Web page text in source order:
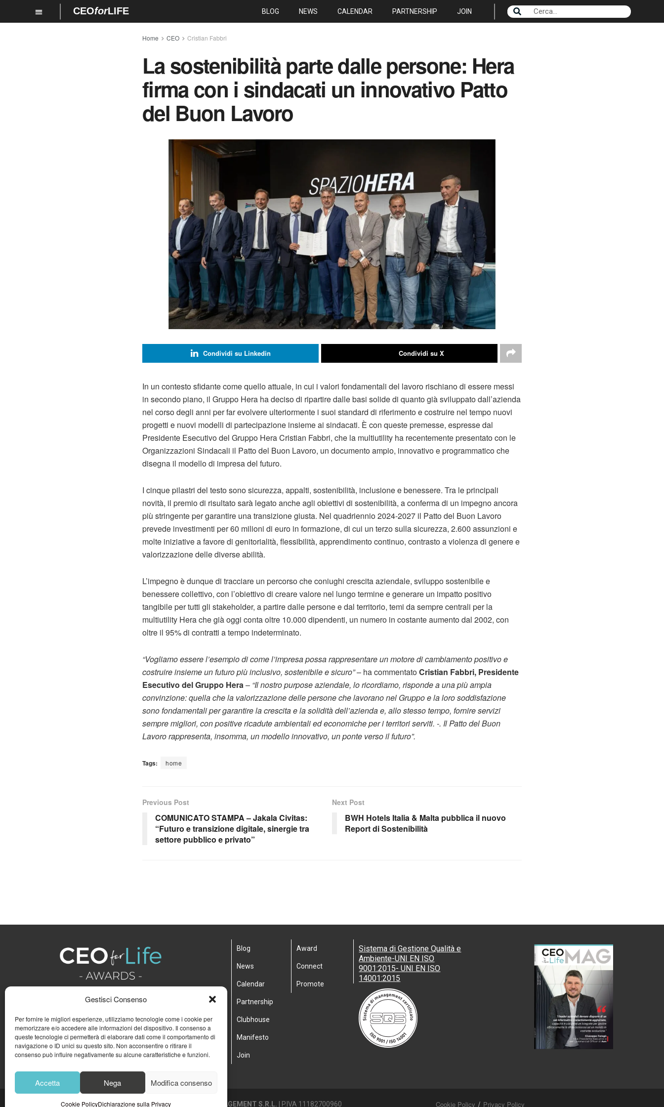
Gestisci Consenso
Per fornire le migliori esperienze, utilizziamo tecnologie come i cookie per
memorizzare e/o accedere alle informazioni del dispositivo. Il consenso a
queste tecnologie ci permetterà di elaborare dati come il comportamento di
navigazione o ID unici su questo sito. Non acconsentire o ritirare il
consenso può influire negativamente su alcune caratteristiche e funzioni.
Accetta Nega Modifica consenso
Cookie PolicyDichiarazione sulla Privacy
CEOforLIFE BLOG NEWS CALENDAR PARTNERSHIP JOIN
Home CEO Cristian Fabbri
La sostenibilità parte dalle persone: Hera
firma con i sindacati un innovativo Patto
del Buon Lavoro
Condividi su Linkedin Condividi su X
In un contesto sfidante come quello attuale, in cui i valori fondamentali del lavoro rischiano di essere messi
in secondo piano, il Gruppo Hera ha deciso di ripartire dalle basi solide di quanto già sviluppato dall’azienda
nel corso degli anni per far evolvere ulteriormente i suoi standard di riferimento e costruire nel tempo nuovi
progetti e nuovi modelli di partecipazione insieme ai sindacati. È con queste premesse, espresse dal
Presidente Esecutivo del Gruppo Hera Cristian Fabbri, che la multiutility ha recentemente presentato con le
Organizzazioni Sindacali il Patto del Buon Lavoro, un documento ampio, innovativo e programmatico che
disegna il modello di impresa del futuro.
I cinque pilastri del testo sono sicurezza, appalti, sostenibilità, inclusione e benessere. Tra le principali
novità, il premio di risultato sarà legato anche agli obiettivi di sostenibilità, a conferma di un impegno ancora
più stringente per garantire una transizione giusta. Nel quadriennio 2024-2027 il Patto del Buon Lavoro
prevede investimenti per 60 milioni di euro in formazione, di cui un terzo sulla sicurezza, 2.600 assunzioni e
molte iniziative a favore di genitorialità, flessibilità, apprendimento continuo, contrasto a violenza di genere e
valorizzazione delle diverse abilità.
L’impegno è dunque di tracciare un percorso che coniughi crescita aziendale, sviluppo sostenibile e
benessere collettivo, con l’obiettivo di creare valore nel lungo termine e generare un impatto positivo
tangibile per tutti gli stakeholder, a partire dalle persone e dal territorio, temi da sempre centrali per la
multiutility Hera che già oggi conta oltre 10.000 dipendenti, un numero in costante aumento dal 2002, con
oltre il 95% di contratti a tempo indeterminato.
“Vogliamo essere l’esempio di come l’impresa possa rappresentare un motore di cambiamento positivo e
costruire insieme un futuro più inclusivo, sostenibile e sicuro”– ha commentatoCristian Fabbri, Presidente
Esecutivo del Gruppo Hera– “Il nostro purpose aziendale, lo ricordiamo, risponde a una più ampia
convinzione: quella che la valorizzazione delle persone che lavorano nel Gruppo e la loro soddisfazione
sono fondamentali per garantire la crescita e la solidità dell’azienda e, allo stesso tempo, fornire servizi
sempre migliori, con positive ricadute ambientali ed economiche per i territori serviti. -. Il Patto del Buon
Lavoro rappresenta, insomma, un modello innovativo, un ponte verso il futuro”.
Tags: home
Previous Post
COMUNICATO STAMPA – Jakala Civitas:
“Futuro e transizione digitale, sinergie tra
settore pubblico e privato”
Next Post
BWH Hotels Italia & Malta pubblica il nuovo
Report di Sostenibilità
Blog
News
Calendar
Partnership
Clubhouse
Manifesto
Join
Award
Connect
Promote
Sistema di Gestione Qualità e
Ambiente-UNI EN ISO
9001:2015- UNI EN ISO
14001:2015
© 2023GFA GENERAL MANAGEMENT S.R.L. | P.IVA 11182700960 Cookie Policy Privacy Policy